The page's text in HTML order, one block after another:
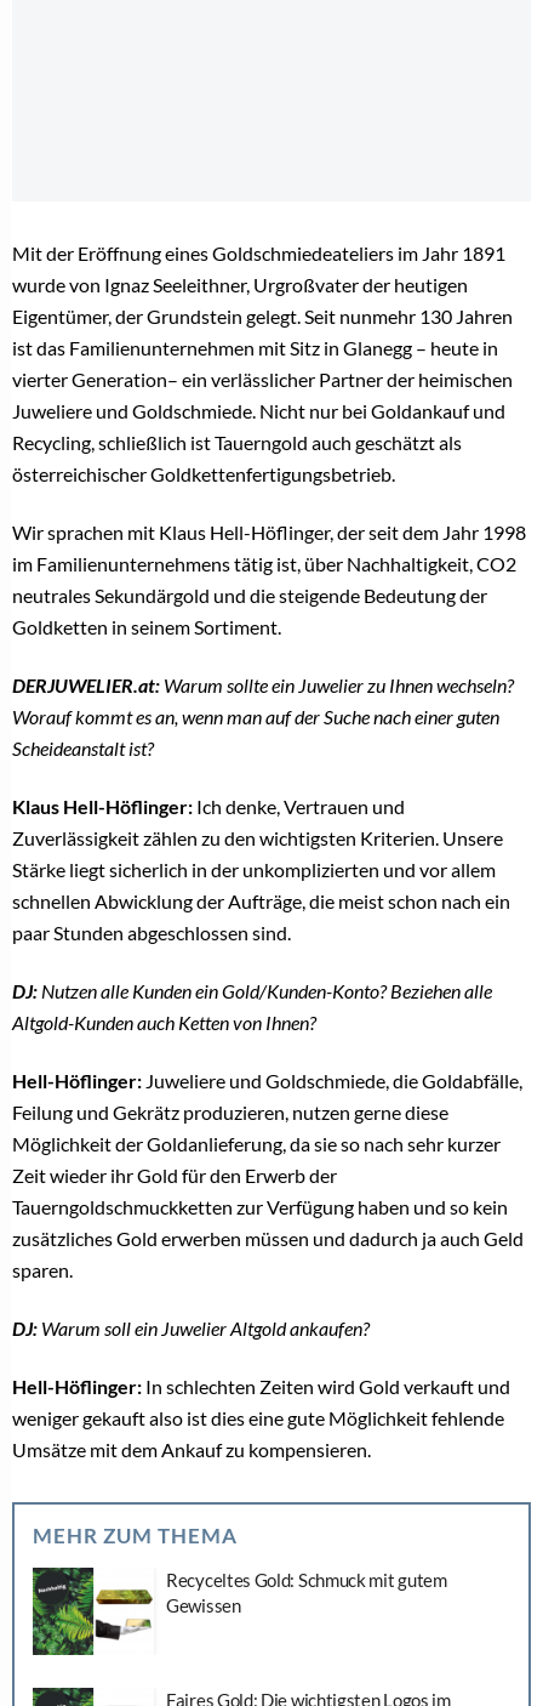
Mit der Eröffnung eines Goldschmiedeateliers im Jahr 1891
wurde von Ignaz Seeleithner, Urgroßvater der heutigen
Eigentümer, der Grundstein gelegt. Seit nunmehr 130 Jahren
ist das Familienunternehmen mit Sitz in Glanegg – heute in
vierter Generation– ein verlässlicher Partner der heimischen
Juweliere und Goldschmiede. Nicht nur bei Goldankauf und
Recycling, schließlich ist Tauerngold auch geschätzt als
österreichischer Goldkettenfertigungsbetrieb.
Wir sprachen mit Klaus Hell-Höflinger, der seit dem Jahr 1998
im Familienunternehmens tätig ist, über Nachhaltigkeit, CO2
neutrales Sekundärgold und die steigende Bedeutung der
Goldketten in seinem Sortiment.
DERJUWELIER.at: Warum sollte ein Juwelier zu Ihnen wechseln?
Worauf kommt es an, wenn man auf der Suche nach einer guten
Scheideanstalt ist?
Klaus Hell-Höflinger: Ich denke, Vertrauen und
Zuverlässigkeit zählen zu den wichtigsten Kriterien. Unsere
Stärke liegt sicherlich in der unkomplizierten und vor allem
schnellen Abwicklung der Aufträge, die meist schon nach ein
paar Stunden abgeschlossen sind.
DJ: Nutzen alle Kunden ein Gold/Kunden-Konto? Beziehen alle
Altgold-Kunden auch Ketten von Ihnen?
Hell-Höflinger: Juweliere und Goldschmiede, die Goldabfälle,
Feilung und Gekrätz produzieren, nutzen gerne diese
Möglichkeit der Goldanlieferung, da sie so nach sehr kurzer
Zeit wieder ihr Gold für den Erwerb der
Tauerngoldschmuckketten zur Verfügung haben und so kein
zusätzliches Gold erwerben müssen und dadurch ja auch Geld
sparen.
DJ: Warum soll ein Juwelier Altgold ankaufen?
Hell-Höflinger: In schlechten Zeiten wird Gold verkauft und
weniger gekauft also ist dies eine gute Möglichkeit fehlende
Umsätze mit dem Ankauf zu kompensieren.
MEHR ZUM THEMA
Recyceltes Gold: Schmuck mit gutem
Gewissen
Faires Gold: Die wichtigsten Logos im